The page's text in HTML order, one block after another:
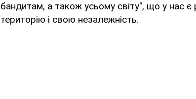
бандитам, а також усьому світу", що у нас є
територію і свою незалежність.